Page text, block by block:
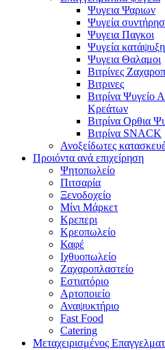
Ψυγεια Ψαριων
Ψυγεία
Ψυγεια Παγκοι
Ψυγεία
Ψυγεια Θαλαμοι
Βιτρίνες
Βιτρινες
Βιτρίνα Ψυγείο
Κρεάτων
Βιτρίνα Ορθια
Βιτρίνα SNACK
Ανοξείδωτες
Προιόντα ανά επιχείρηση
Ψητοπωλείο
Πιτσαρία
Ξενοδοχείο
Μίνι Μάρκετ
Κρεπερι
Κρεοπωλείο
Καφέ
Ιχθυοπωλείο
Ζαχαροπλαστείο
Εστιατόριο
Αρτοποιείο
Αναψυκτήριο
Fast Food
Catering
Μεταχειρισμένος